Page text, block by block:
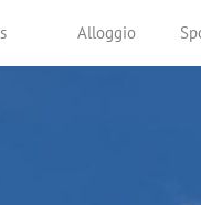
Alloggio